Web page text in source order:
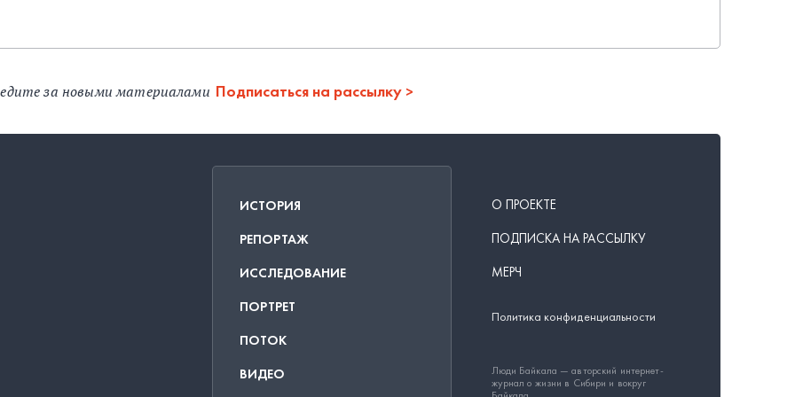
за новыми материалами Подписаться на рассылку
ИСТОРИЯ
РЕПОРТАЖ
ИССЛЕДОВАНИЕ
ПОРТРЕТ
ПОТОК
ВИДЕО
О ПРОЕКТЕ
ПОДПИСКА НА РАССЫЛКУ
МЕРЧ
Политика конфиденциальности
Люди Байкала — авторский интернет-
журнал о жизни в Сибири и вокруг